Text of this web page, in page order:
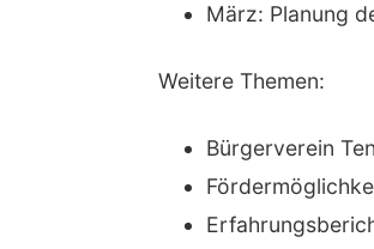
März: Planung
Weitere Themen:
Bürgerverein